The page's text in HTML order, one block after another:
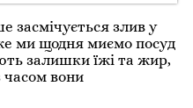
засмічується злив у
ми щодня миємо посуд
залишки їжі та жир,
часом вони